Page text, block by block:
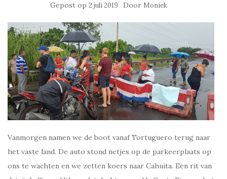
Gepost op 2 juli 2019 Door Moniek
Vanmorgen namen we de boot vanaf Tortuguero terug naar
het vaste land. De auto stond netjes op de parkeerplaats op
ons te wachten en we zetten koers naar Cahuita. Een rit van